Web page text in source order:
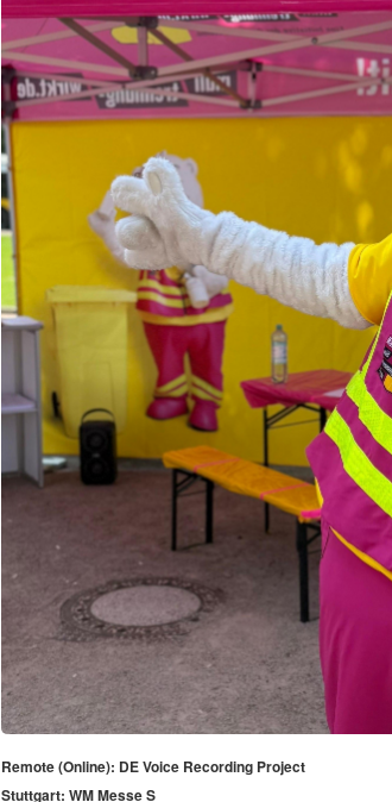
Remote (Online): DE Voice Recording Project
Stuttgart: WM Messe S